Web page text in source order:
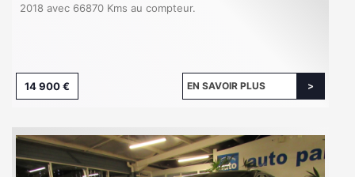
2018 avec 66870 Kms au compteur.
14 900 € EN SAVOIR PLUS